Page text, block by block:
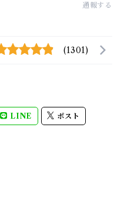
通報する
(1301)
LINE ポスト